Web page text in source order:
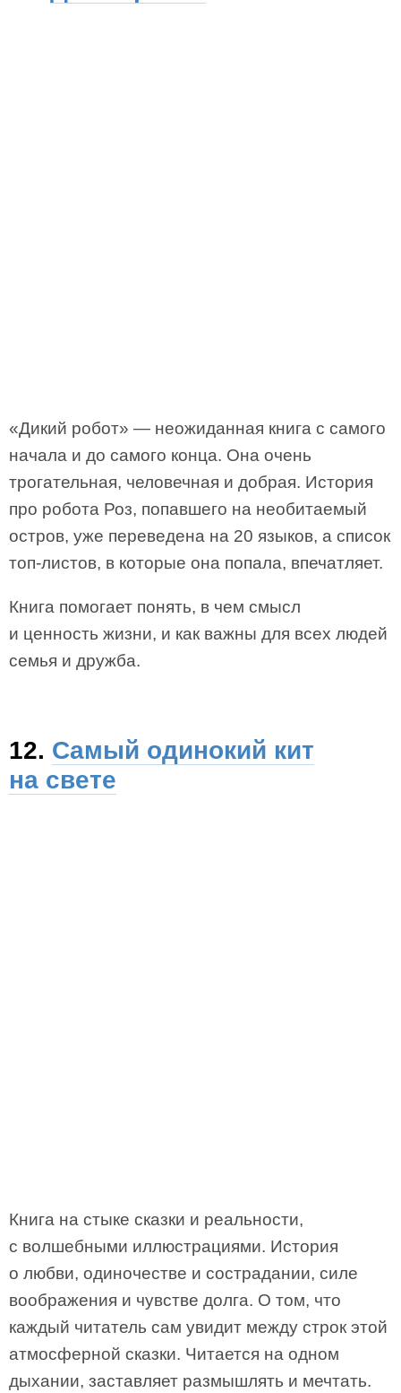
«Дикий робот» — неожиданная книга с самого
начала и до самого конца. Она очень
трогательная, человечная и добрая. История
про робота Роз, попавшего на необитаемый
остров, уже переведена на 20 языков, а список
топ-листов, в которые она попала, впечатляет.
Книга помогает понять, в чем смысл
и ценность жизни, и как важны для всех людей
семья и дружба.
12. Самый одинокий кит
на свете
Книга на стыке сказки и реальности,
с волшебными иллюстрациями. История
о любви, одиночестве и сострадании, силе
воображения и чувстве долга. О том, что
каждый читатель сам увидит между строк этой
атмосферной сказки. Читается на одном
дыхании, заставляет размышлять и мечтать.